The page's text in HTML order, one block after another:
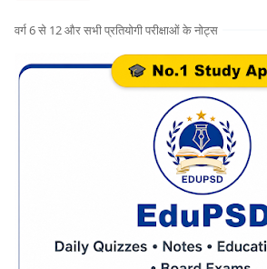
वर्ग 6 से 12 और सभी प्रतियोगी परीक्षाओं के नोट्स